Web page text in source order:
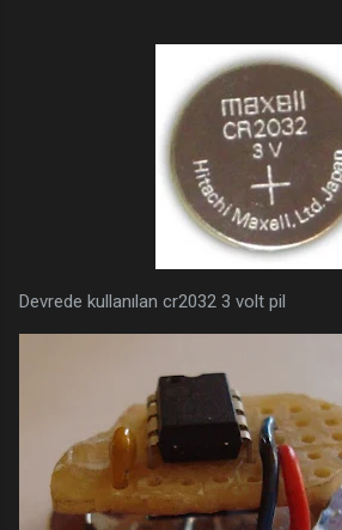
Devrede kullanılan cr2032 3 volt pil